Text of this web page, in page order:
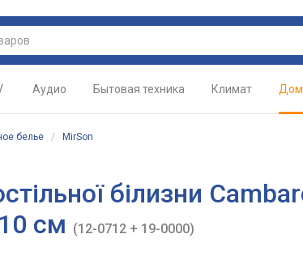
Аудио Бытовая техника Климат Дом
белье / MirSon
білизни
см (12-0712 + 19-0000)